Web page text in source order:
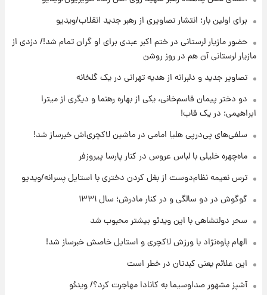
مرداد ۱۴۰۵ +جدول
۱۲ ساعت پیش
با قدرتمندترین و بادوام ترین تانک جهان آشنا
شوید+ فیلم
+جدول
۱۳ ساعت پیش
قیمت محصولات ایران‌خودرو و سایپا امروز شنبه
برای اولین بار؛ انتشار تصاویری از رهبر جدید انقلاب/ویدیو
حضور مازیار لرستانی در ختم اکبر عبدی برای او گران تمام شد!/ دزدی از
مازیار لرستانی آن هم در روز روشن
تصاویر جدید و دلبرانه از هدیه تهرانی در یک گلخانه
دو دختر پیمان قاسم‌خانی، یکی از بهاره رهنما و دیگری از میترا
ابراهیمی؛ در یک قاب!
سلفی‌های پی‌درپی هلیا امامی در ماشین لاکچری‌اش خبرساز شد!
ماه‌چهره خلیلی با لباس عروس در کنار پارسا پیروزفر
ترس نعیمه نظام‌دوست از بغل کردن دختری با استایل پسرانه/ویدیو
گوگوش در دو سالگی و در کنار مادرش؛ سال ۱۳۳۱
سحر دولتشاهی با این ویدئو بیشتر محبوب شد
الهام پاوه‌نژاد با ورزش لاکچری و استایل خاصش خبرساز شد!
این علائم یعنی کبدتان در خطر است
آشپز مشهور صداوسیما به کانادا مهاجرت کرد؟/ ویدئو